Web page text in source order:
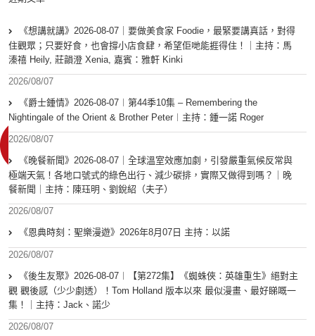
《想講就講》2026-08-07｜要做美食家 Foodie，最緊要講真話，對得
住觀眾；只要好食，也會撐小店食肆，希望佢哋能捱得住！｜主持：馬
溱禧 Heily, 莊韻澄 Xenia, 嘉賓：雅軒 Kinki
2026/08/07
《爵士鍾情》2026-08-07︱第44季10集 – Remembering the
Nightingale of the Orient & Brother Peter︱主持：鍾一諾 Roger
2026/08/07
《晚餐新聞》2026-08-07｜全球溫室效應加劇，引發嚴重氣候反常與
極端天氣！各地口號式的綠色出行、減少碳排，實際又做得到嗎？｜晚
餐新聞｜主持：陳珏明、劉銳紹（夫子）
2026/08/07
《恩典時刻：聖樂漫遊》2026年8月07日 主持：以諾
2026/08/07
《後生友聚》2026-08-07︱【第272集】《蜘蛛俠：英雄重生》絕對主
觀 觀後感（少少劇透）！Tom Holland 版本以來 最似漫畫、最好睇嘅一
集！｜主持：Jack、諾少
2026/08/07